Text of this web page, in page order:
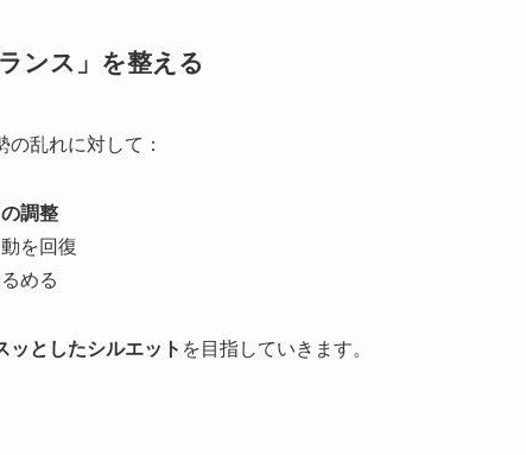
ンス」を整える
乱れに対して：
調整
を回復
める
ッとしたシルエット を目指していきます。